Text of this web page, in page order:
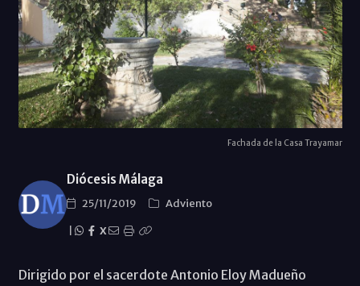
Fachada de la Casa Trayamar
Diócesis Málaga
25/11/2019
Adviento
X
Dirigido por el sacerdote Antonio Eloy Madueño